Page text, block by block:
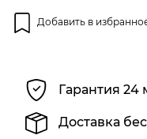
Добавить в
Гарантия 24
Доставка